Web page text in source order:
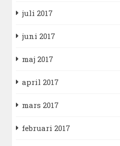
juli 2017
juni 2017
maj 2017
april 2017
mars 2017
februari 2017